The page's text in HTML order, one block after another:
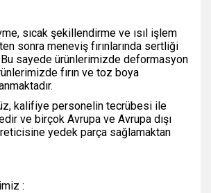
sıcak şekillendirme ve ısıl işlem
sonra meneviş fırınlarında sertliği
Bu sayede ürünlerimizde deformasyon
fırın ve toz boya
kalifiye personelin tecrübesi ile
ve birçok Avrupa ve Avrupa dışı
yedek parça sağlamaktan
: